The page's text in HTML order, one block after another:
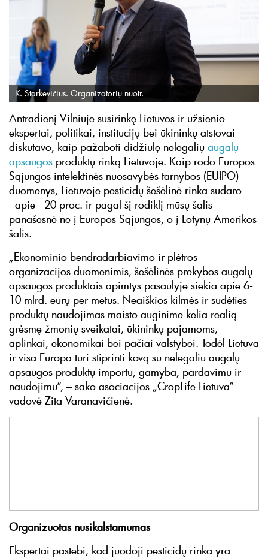
K. Starkevičius. Organizatorių nuotr.
Antradienį Vilniuje susirinkę Lietuvos ir užsienio
ekspertai, politikai, institucijų bei ūkininkų atstovai
diskutavo, kaip pažaboti didžiulę nelegalių augalų
apsaugos produktų rinką Lietuvoje. Kaip rodo Europos
Sąjungos intelektinės nuosavybės tarnybos (EUIPO)
duomenys, Lietuvoje pesticidų šešėlinė rinka sudaro
apie 20 proc. ir pagal šį rodiklį mūsų šalis
panašesnė ne į Europos Sąjungos, o į Lotynų Amerikos
šalis.
„Ekonominio bendradarbiavimo ir plėtros
organizacijos duomenimis, šešėlinės prekybos augalų
apsaugos produktais apimtys pasaulyje siekia apie 6-
10 mlrd. eurų per metus. Neaiškios kilmės ir sudėties
produktų naudojimas maisto auginime kelia realią
grėsmę žmonių sveikatai, ūkininkų pajamoms,
aplinkai, ekonomikai bei pačiai valstybei. Todėl Lietuva
ir visa Europa turi stiprinti kovą su nelegaliu augalų
apsaugos produktų importu, gamyba, pardavimu ir
naudojimu“, – sako asociacijos „CropLife Lietuva“
vadovė Zita Varanavičienė.
Organizuotas nusikalstamumas
Ekspertai pastebi, kad juodoji pesticidų rinka yra